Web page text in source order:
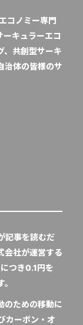
コノミー専門
ーキュラーエコ
、共創型サーキ
治体の皆様のサ
記事を読むだ
会社が運営する
つき0.1円を
のための移動に
カーボン・オ